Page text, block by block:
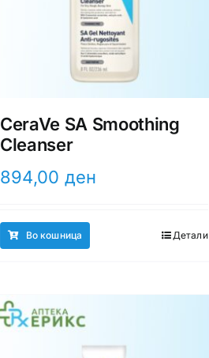
CeraVe SA Smoothing
Cleanser
894,00 ден
Во кошница Детали